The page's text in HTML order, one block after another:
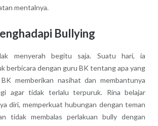
mentalnya.
Bullying
menyerah begitu saja. Suatu hari, ia
berbicara dengan guru BK tentang apa yang
memberikan nasihat dan membantunya
agar tidak terlalu terpuruk. Rina belajar
diri, memperkuat hubungan dengan teman
tidak membalas perlakuan bully dengan